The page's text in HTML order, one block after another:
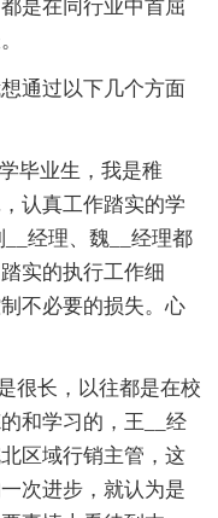
是在同行业中首屈
通过以下几个方面
毕业生，我是稚
认真工作踏实的学
经理、魏__经理都
实的执行工作细
不必要的损失。心
很长，以往都是在校
和学习的，王__经
区域行销主管，这
次进步，就认为是